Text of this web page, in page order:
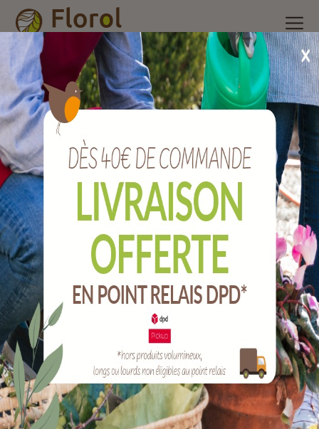
Accueil Nos produits /Insecticide ménager, raticides et
piégeage
Taupes mulots et campagnols /Kit sav 2 tiges + 1
palpeur pour campagnol terrestre
Kit SAV 2 tiges + 1 palpeur pour campagnol
terrestre
Ref : KITSAV
EAN :
Marque :
LE DETAUPEUR
Quantité :
Unité